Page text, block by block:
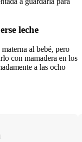
leche
al bebé, pero
con mamadera en los
a las ocho